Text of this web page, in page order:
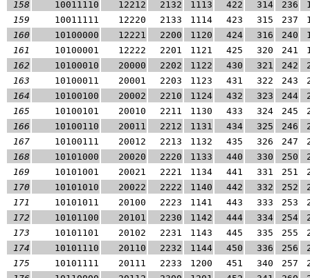
158 10011110 12212 2132 1113 422 314 236
159
10011111 12220 2133 1114 423 315 237
160
10100000 12221 2200 1120 424 316 240
161
10100001 12222 2201 1121 425 320 241
162
10100010 20000 2202 1122 430 321 242
163
10100011 20001 2203 1123 431 322 243
164
10100100 20002 2210 1124 432 323 244
165
10100101 20010 2211 1130 433 324 245
166
10100110 20011 2212 1131 434 325 246
167
10100111 20012 2213 1132 435 326 247
168
10101000 20020 2220 1133 440 330 250
169
10101001 20021 2221 1134 441 331 251
170
10101010 20022 2222 1140 442 332 252
171
10101011 20100 2223 1141 443 333 253
172
10101100 20101 2230 1142 444 334 254
173
10101101 20102 2231 1143 445 335 255
174
10101110 20110 2232 1144 450 336 256
175
10101111 20111 2233 1200 451 340 257